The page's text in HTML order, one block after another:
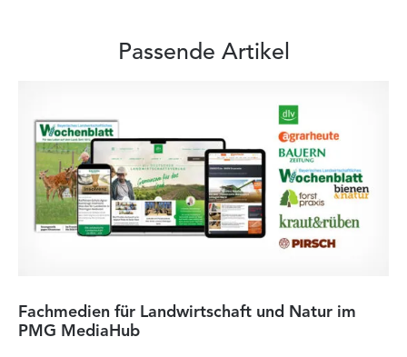
Passende Artikel
Fachmedien für Landwirtschaft und Natur im
PMG MediaHub